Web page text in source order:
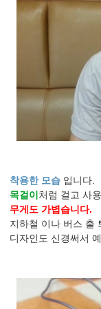
착용한 모습 입니다.
목걸이 처럼 걸고 사
무게도 가볍습니다.
지하철 이나 버스 출
디자인도 신경써서